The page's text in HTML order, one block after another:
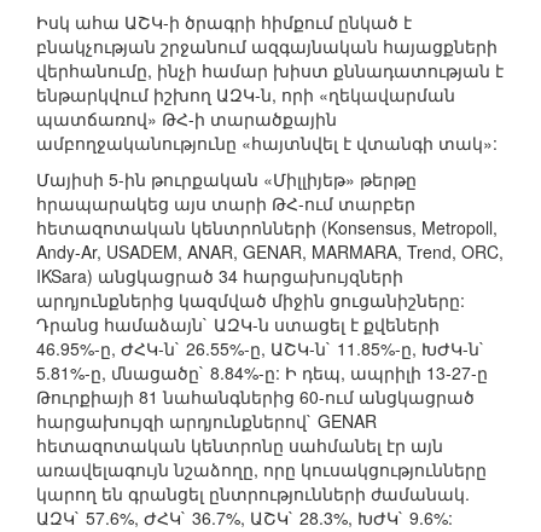
Իսկ ահա ԱՇԿ-ի ծրագրի հիմքում ընկած է
բնակչության շրջանում ազգայնական հայացքների
վերհանումը, ինչի համար խիստ քննադատության է
ենթարկվում իշխող ԱԶԿ-ն, որի «ղեկավարման
պատճառով» ԹՀ-ի տարածքային
ամբողջականությունը «հայտնվել է վտանգի տակ»:
Մայիսի 5-ին թուրքական «Միլլիյեթ» թերթը
հրապարակեց այս տարի ԹՀ-ում տարբեր
հետազոտական կենտրոնների (Konsensus, Metropoll,
Andy-Ar, USADEM, ANAR, GENAR, MARMARA, Trend, ORC,
IKSara) անցկացրած 34 հարցախույզների
արդյունքներից կազմված միջին ցուցանիշները:
Դրանց համաձայն` ԱԶԿ-ն ստացել է քվեների
46.95%-ը, ԺՀԿ-ն` 26.55%-ը, ԱՇԿ-ն` 11.85%-ը, ԽԺԿ-ն`
5.81%-ը, մնացածը` 8.84%-ը: Ի դեպ, ապրիլի 13-27-ը
Թուրքիայի 81 նահանգներից 60-ում անցկացրած
հարցախույզի արդյունքներով` GENAR
հետազոտական կենտրոնը սահմանել էր այն
առավելագույն նշաձողը, որը կուսակցությունները
կարող են գրանցել ընտրությունների ժամանակ.
ԱԶԿ` 57.6%, ԺՀԿ` 36.7%, ԱՇԿ` 28.3%, ԽԺԿ` 9.6%: